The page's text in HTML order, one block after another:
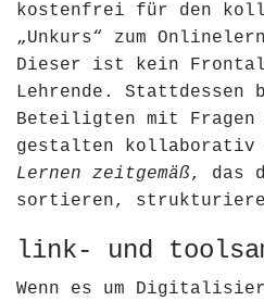
kostenfrei für den
„Unkurs“ zum
Dieser ist kein
Lehrende.
Beteiligten mit Fragen
gestalten kollaborativ
Lernen zeitgemäß, das
sortieren,
link- und
Wenn es um